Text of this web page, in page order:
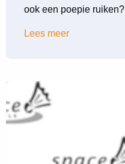
ook een poepie ruiken?
Lees meer